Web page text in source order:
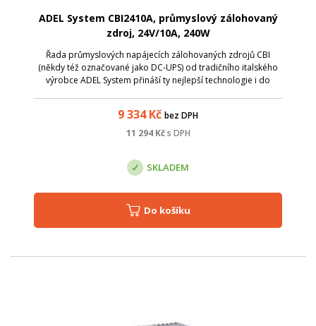
ADEL System CBI2410A, průmyslový zálohovaný
zdroj, 24V/10A, 240W
Řada průmyslových napájecích zálohovaných zdrojů CBI
(někdy též označované jako DC-UPS) od tradičního italského
výrobce ADEL System přináší ty nejlepší technologie i do
9 334Kč bez DPH
11 294Kč s DPH
SKLADEM
Do košíku